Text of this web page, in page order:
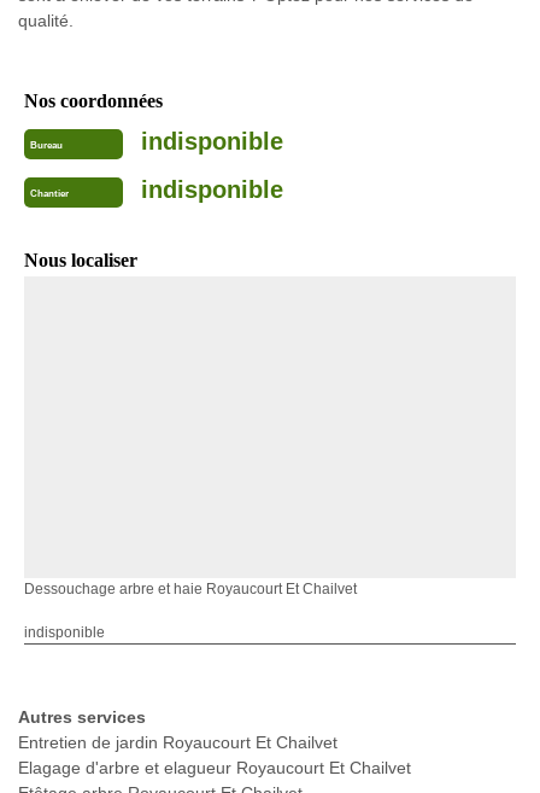
qualité.
Nos coordonnées
Bureau indisponible
Chantier indisponible
Nous localiser
Dessouchage arbre et haie Royaucourt Et Chailvet
indisponible
Autres services
Entretien de jardin Royaucourt Et Chailvet
Elagage d'arbre et elagueur Royaucourt Et Chailvet